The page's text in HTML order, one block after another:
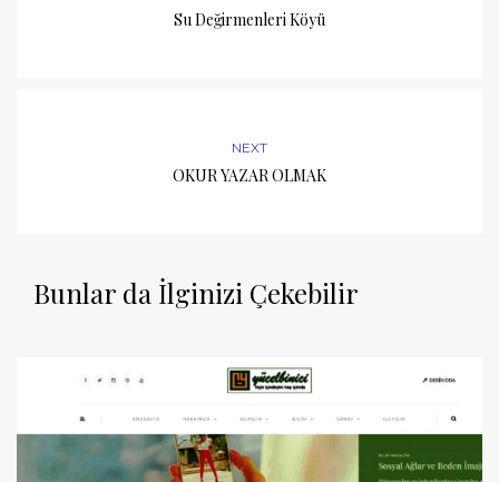
Su Değirmenleri Köyü
NEXT
OKUR YAZAR OLMAK
Bunlar da İlginizi Çekebilir